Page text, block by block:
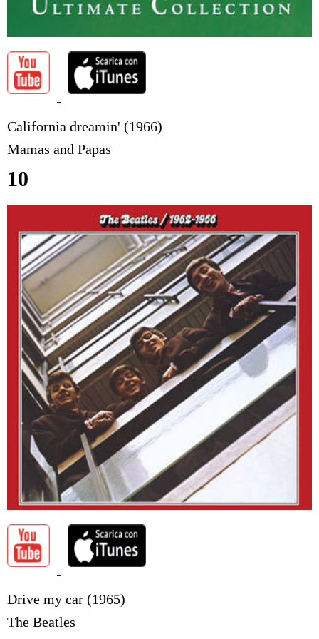
California dreamin' (1966)
Mamas and Papas
10
Drive my car (1965)
The Beatles